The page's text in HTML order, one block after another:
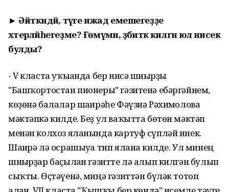
► Әйткәндәй, тәүге ижад емешегеҙҙе
хәтерләйһегеҙме? Ғөмүмән, әҙәбиәткә килгән юл нисек
булды?
- V класта уҡығанда бер нисә шиғырҙы
"Башҡортостан пионеры" гәзитенә ебәргәйнем,
көҙөнә балалар шағирәһе Фәүзиә Рәхимғолова
мәктәпкә килде. Беҙ ул ваҡытта бөтөн мәктәп
менән колхоз яланында картуф сүпләй инек.
Шағирә лә осрашыуға тип яланға килде. Ул минең
шиғырҙар баҫылған гәзитте лә алып килгән булып
сыҡты. Өҫтәүенә, миңә гәзиттән бүләк тотоп